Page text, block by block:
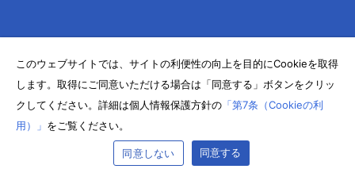
このウェブサイトでは、サイトの利便性の向上を目的にCookieを取得
します。取得にご同意いただける場合は「同意する」ボタンをクリッ
クしてください。詳細は個人情報保護方針の 「第7条（Cookieの利
用）」 をご覧ください。
同意する
同意しない